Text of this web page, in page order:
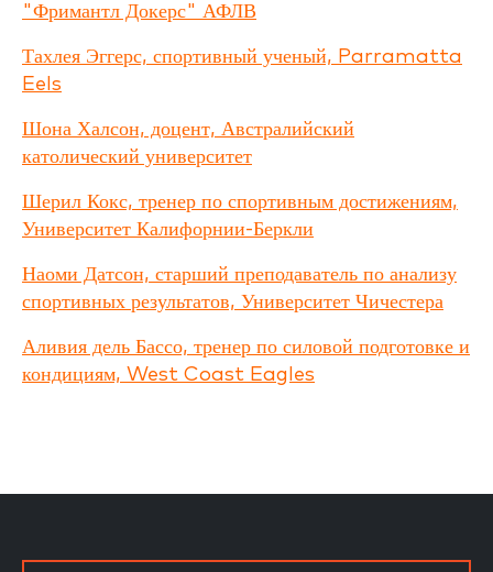
"Фримантл Докерс" АФЛВ
Тахлея Эггерс, спортивный ученый, Parramatta
Eels
Шона Халсон, доцент, Австралийский
католический университет
Шерил Кокс, тренер по спортивным достижениям,
Университет Калифорнии-Беркли
Наоми Датсон, старший преподаватель по анализу
спортивных результатов, Университет Чичестера
Аливия дель Бассо, тренер по силовой подготовке и
кондициям, West Coast Eagles